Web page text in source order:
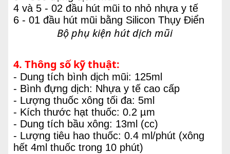
4 và 5 - 02 đầu hút mũi to nhỏ nhựa y tế
6 - 01 đầu hút mũi bằng Silicon Thụy Điển
Bộ phụ kiện hút dịch mũi
4. Thông số kỹ thuật:
- Dung tích bình dịch mũi: 125ml
- Bình đựng dịch: Nhựa y tế cao cấp
- Lượng thuốc xông tối đa: 5ml
- Kích thước hạt thuốc: 0.2 µm
- Dung tích bầu xông: 13ml (cc)
- Lượng tiêu hao thuốc: 0.4 ml/phút (xông
hết 4ml thuốc trong 10 phút)